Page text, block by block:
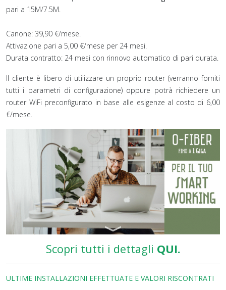
pari a 15M/7.5M.
Canone: 39,90 €/mese.
Attivazione pari a 5,00 €/mese per 24 mesi.
Durata contratto: 24 mesi con rinnovo automatico di pari durata.
Il cliente è libero di utilizzare un proprio router (verranno forniti
tutti i parametri di configurazione) oppure potrà richiedere un
router WiFi preconfigurato in base alle esigenze al costo di 6,00
€/mese.
Scopri tutti i dettagli QUI.
ULTIME INSTALLAZIONI EFFETTUATE E VALORI RISCONTRATI